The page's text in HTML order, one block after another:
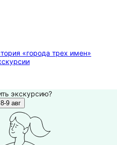
«города трех имен»
экскурсию?
9 авг